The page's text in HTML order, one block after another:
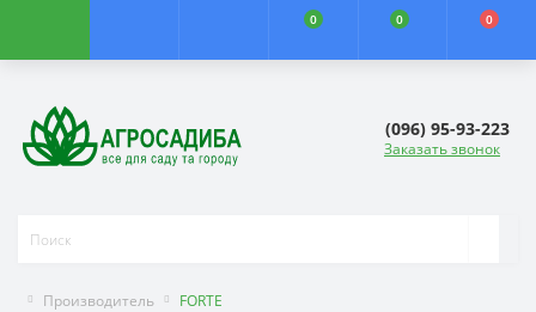
0 0 0
(096) 95-93-223
Заказать звонок
Производитель FORTE